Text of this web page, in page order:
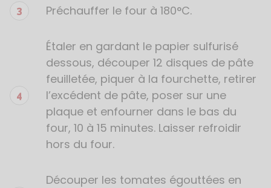
Préchauffer le four à 180°C.
Étaler en gardant le papier sulfurisé
dessous, découper 12 disques de pâte
feuilletée, piquer à la fourchette, retirer
l’excédent de pâte, poser sur une
plaque et enfourner dans le bas du
four, 10 à 15 minutes. Laisser refroidir
hors du four.
Découper les tomates égouttées en